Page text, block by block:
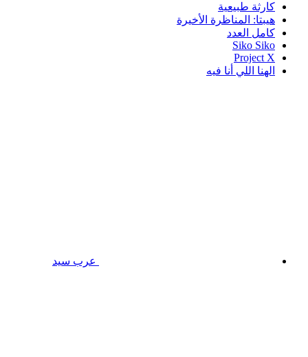
كارثة طبيعية
هيبتا: المناظرة الأخيرة
كامل العدد
Siko Siko
Project X
الهنا اللي أنا فيه
عرب سيد